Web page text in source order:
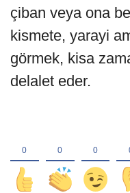
çiban veya ona
kismete, yarayi
görmek, kisa
delalet eder.